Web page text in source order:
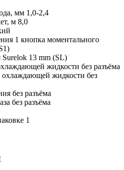
мм 1,0-2,4
м 8,0
1 кнопка моментального
Surelok 13 mm (SL)
жидкости без разъёма
охлаждающей жидкости без
без разъёма
без разъёма
1